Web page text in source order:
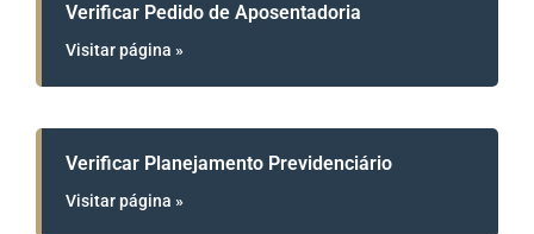
Verificar Pedido de Aposentadoria
Visitar página »
Verificar Planejamento Previdenciário
Visitar página »